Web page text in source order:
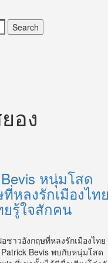
อง
หนุ่มโสด
หลงรักเมืองไท
ยรู้ใจสักคน
ชาวอังกฤษที่หลงรักเมืองไทย
Bevis พบกับหนุ่มโสด